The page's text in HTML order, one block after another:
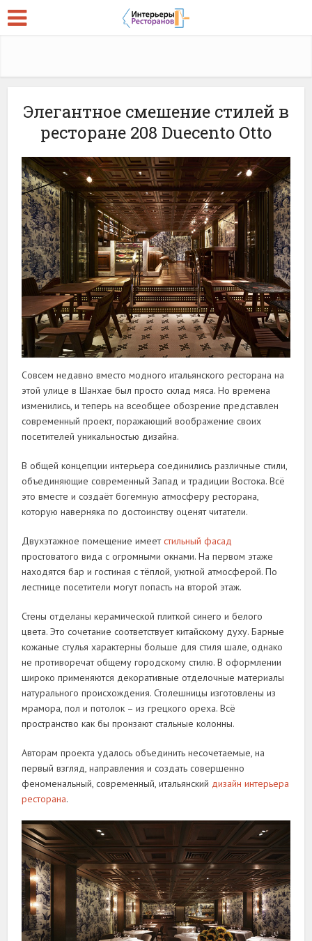
Элегантное смешение стилей в
ресторане 208 Duecento Otto
Совсем недавно вместо модного итальянского ресторана на
этой улице в Шанхае был просто склад мяса. Но времена
изменились, и теперь на всеобщее обозрение представлен
современный проект, поражающий воображение своих
посетителей уникальностью дизайна.
В общей концепции интерьера соединились различные стили,
объединяющие современный Запад и традиции Востока. Всё
это вместе и создаёт богемную атмосферу ресторана,
которую наверняка по достоинству оценят читатели.
Двухэтажное помещение имеетстильный фасад
простоватого вида с огромными окнами. На первом этаже
находятся бар и гостиная с тёплой, уютной атмосферой. По
лестнице посетители могут попасть на второй этаж.
Стены отделаны керамической плиткой синего и белого
цвета. Это сочетание соответствует китайскому духу. Барные
кожаные стулья характерны больше для стиля шале, однако
не противоречат общему городскому стилю. В оформлении
широко применяются декоративные отделочные материалы
натурального происхождения. Столешницы изготовлены из
мрамора, пол и потолок – из грецкого ореха. Всё
пространство как бы пронзают стальные колонны.
Авторам проекта удалось объединить несочетаемые, на
первый взгляд, направления и создать совершенно
феноменальный, современный, итальянский дизайн интерьера
ресторана.